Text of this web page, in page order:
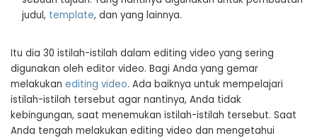
judul, template, dan yang lainnya.
Itu dia 30 istilah-istilah dalam editing video yang sering
digunakan oleh editor video. Bagi Anda yang gemar
melakukan editing video. Ada baiknya untuk mempelajari
istilah-istilah tersebut agar nantinya, Anda tidak
kebingungan, saat menemukan istilah-istilah tersebut. Saat
Anda tengah melakukan editing video dan mengetahui